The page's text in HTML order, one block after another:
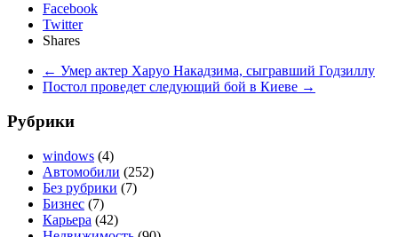
Facebook
Twitter
Shares
← Умер актер Харуо Накадзима, сыгравший Годзиллу
Постол проведет следующий бой в Киеве →
Рубрики
windows (4)
Автомобили (252)
Без рубрики (7)
Бизнес (7)
Карьера (42)